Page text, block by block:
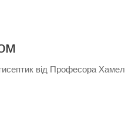
від Професора